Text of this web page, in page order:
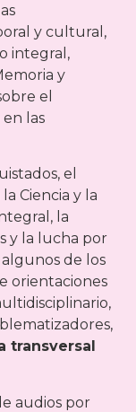
y cultural,
integral,
y
el
las
el
Ciencia y la
la
y la lucha por
de los
orientaciones
transversal
audios por